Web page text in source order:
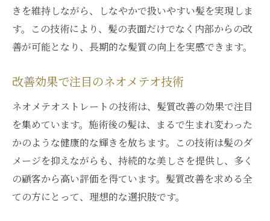
きを維持しながら、しなやかで扱いやすい髪を実現しま
す。この技術により、髪の表面だけでなく内部からの改
善が可能となり、長期的な髪質の向上を実感できます。
改善効果で注目のネオメテオ技術
ネオメテオストレートの技術は、髪質改善の効果で注目
を集めています。施術後の髪は、まるで生まれ変わった
かのような健康的な輝きを放ちます。この技術は髪のダ
メージを抑えながらも、持続的な美しさを提供し、多く
の顧客から高い評価を得ています。髪質改善を求める全
ての方にとって、理想的な選択肢です。